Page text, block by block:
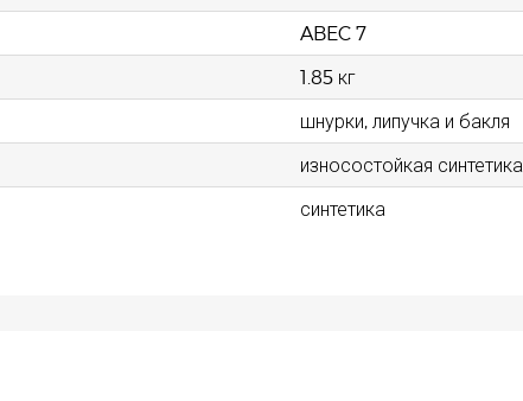
ABEC 7
1.85 кг
шнурки, липучка и бакля
износостойкая синтетика
синтетика